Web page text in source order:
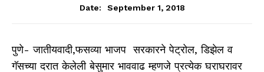
Date:
September 1, 2018
पुणे- जातीयवादी,फसव्या भाजप सरकारने पेट्रोल, डिझेल व
गॅसच्या दरात केलेली बेसुमार भाववाढ म्हणजे प्रत्येक घराघरावर